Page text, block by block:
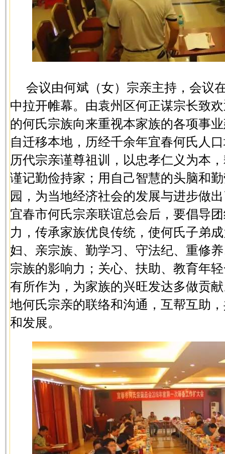
会议由何斌（女）宗亲主持，会议
中拉开帷幕。由袁州区何正谋宗长致
的何氏宗族向来重视本家族的各项事
自迁移本地，历经千余年宜春何氏人
历代宗亲谨尊祖训，以忠孝仁义为本
谨记勤俭持家；用自己智慧的头脑和
园，为当地经济社会的发展与进步做
宜春市何氏宗亲联谊总会后，要倡导
力，传承家族优良传统，使何氏子弟
妇、亲宗族、勤学习、守法纪、重修
宗族的影响力；关心、扶助、教育年
有所作为，为家族的兴旺发达多做贡
地何氏宗亲的联络和沟通，互帮互助
和发展。